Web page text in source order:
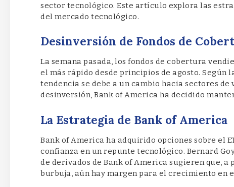
sector tecnológico. Este artículo explora las
del mercado tecnológico.
Desinversión de Fondos de
La semana pasada, los fondos de cobertura
el más rápido desde principios de agosto. Según
tendencia se debe a un cambio hacia sectores de
desinversión, Bank of America ha decidido
La Estrategia de Bank of America
Bank of America ha adquirido opciones sobre el
confianza en un repunte tecnológico. Bernard
de derivados de Bank of America sugieren que,
burbuja, aún hay margen para el crecimiento